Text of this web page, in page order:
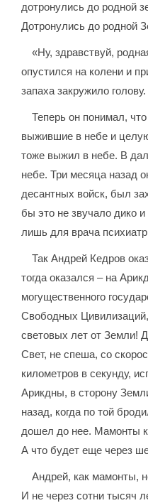
дотронулись до родной
Дотронулись до родной
«Ну, здравствуй,
опустился на колени и
запаха закружило голову.
Теперь он понимал,
выжившие в небе и
тоже выжил в небе. В
небе. Три месяца назад
десантных войск, был
бы это не звучало дико
лишь для врача
Так Андрей Кедров
тогда оказался – на
могущественного
Свободных
световых лет от Земли!
Свет, не спеша, со
километров в секунду,
Арикдны, в сторону
назад, когда по той
дошел до нее. Мамонты
А что будет еще через
Андрей, как мамонты,
И не через сотни тысяч